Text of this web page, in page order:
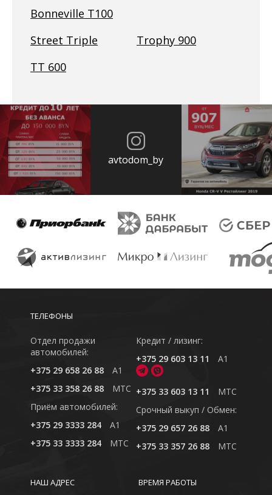
Bonneville T100
Street Triple
Trophy 900
TT 600
avtodom_by
ТЕЛЕФОНЫ
Отдел продажи
автомобилей:
+375 29 658 26 88
A1
+375 33 358 26 88
MTC
Приём автомобилей:
+375 29 3333 284
A1
+375 33 3333 284
MTC
Кредит / лизинг:
+375 29 603 13 11
A1
+375 33 603 13 11
MTC
Cрочный выкуп / Обмен:
+375 29 657 26 88
A1
+375 33 357 26 88
MTC
ВРЕМЯ РАБОТЫ
НАШ АДРЕС